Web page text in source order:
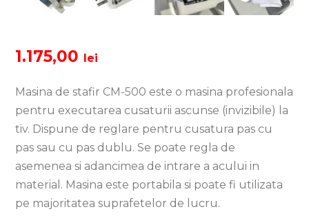
1.175,00 lei
Masina de stafir CM-500 este o masina profesionala
pentru executarea cusaturii ascunse (invizibile) la
tiv. Dispune de reglare pentru cusatura pas cu
pas sau cu pas dublu. Se poate regla de
asemenea si adancimea de intrare a acului in
material. Masina este portabila si poate fi utilizata
pe majoritatea suprafetelor de lucru.